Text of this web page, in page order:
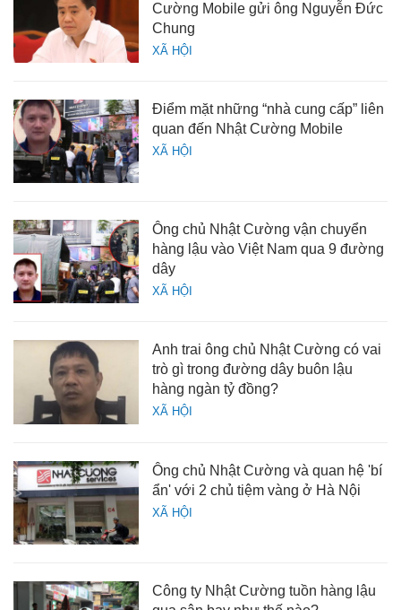
XÃ HỘI
Cường Mobile gửi ông Nguyễn Đức
Chung
XÃ HỘI
Điểm mặt những “nhà cung cấp” liên
quan đến Nhật Cường Mobile
XÃ HỘI
Ông chủ Nhật Cường vận chuyển
hàng lậu vào Việt Nam qua 9 đường
dây
XÃ HỘI
Anh trai ông chủ Nhật Cường có vai
trò gì trong đường dây buôn lậu
hàng ngàn tỷ đồng?
XÃ HỘI
Ông chủ Nhật Cường và quan hệ 'bí
ẩn' với 2 chủ tiệm vàng ở Hà Nội
Công ty Nhật Cường tuồn hàng lậu